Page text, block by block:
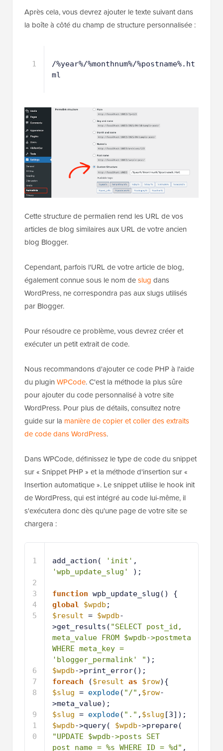
Après cela, vous devrez ajouter le texte suivant dans
la boîte à côté du champ de structure personnalisée :
1
/%year%/%monthnum%/%postname%.ht
ml
Cette structure de permalien rend les URL de vos
articles de blog similaires aux URL de votre ancien
blog Blogger.
Cependant, parfois l'URL de votre article de blog,
également connue sous le nom deslug dans
WordPress, ne correspondra pas aux slugs utilisés
par Blogger.
Pour résoudre ce problème, vous devrez créer et
exécuter un petit extrait de code.
Nous recommandons d'ajouter ce code PHP à l'aide
du plugin WPCode. C'est la méthode la plus sûre
pour ajouter du code personnalisé à votre site
WordPress. Pour plus de détails, consultez notre
guide sur la manière de copier et coller des extraits
de code dans WordPress.
Dans WPCode, définissez le type de code du snippet
sur « Snippet PHP » et la méthode d'insertion sur «
Insertion automatique ». Le snippet utilise le hook init
de WordPress, qui est intégré au code lui-même, il
s'exécutera donc dès qu'une page de votre site se
chargera :
1
2
3
4
5
6
7
8
9
1
0
add_action( 'init'
'wpb_update_slug'
);
function wpb_update_slug() {
global
$wpdb ;
$result = $wpdb-
>get_results( "SELECT post_id,
meta_value FROM $wpdb->postmeta
WHERE meta_key =
'blogger_permalink' " );
$wpdb->print_error();
foreach
($result as $row){
$slug = explode( "/" , $row-
>meta_value);
$slug = explode( "." , $slug [3]);
$wpdb->query( $wpdb
"UPDATE $wpdb->posts SET
post_name = %s WHERE ID = %d"